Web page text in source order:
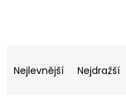
aNejlevnější Nejdražší